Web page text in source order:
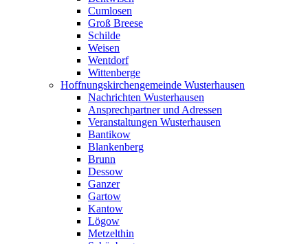
Cumlosen
Groß Breese
Schilde
Weisen
Wentdorf
Wittenberge
Hoffnungskirchengemeinde Wusterhausen
Nachrichten Wusterhausen
Ansprechpartner und Adressen
Veranstaltungen Wusterhausen
Bantikow
Blankenberg
Brunn
Dessow
Ganzer
Gartow
Kantow
Lögow
Metzelthin